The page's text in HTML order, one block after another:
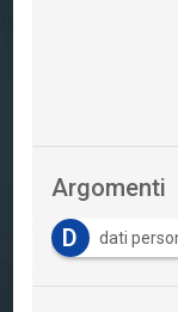
Argomenti
D dati